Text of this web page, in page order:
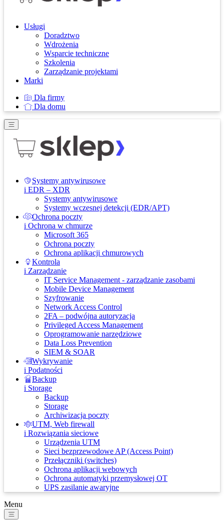
Usługi
Doradztwo
Wdrożenia
Wsparcie techniczne
Szkolenia
Zarządzanie projektami
Marki
Dla firmy
Dla domu
Systemy antywirusowe
i EDR – XDR
Systemy antywirusowe
Systemy wczesnej detekcji (EDR/APT)
Ochrona poczty
i Ochrona w chmurze
Microsoft 365
Ochrona poczty
Ochrona aplikacji chmurowych
Kontrola
i Zarządzanie
IT Service Management - zarządzanie zasobami
Mobile Device Management
Szyfrowanie
Network Access Control
2FA – podwójna autoryzacja
Privileged Access Management
Oprogramowanie narzędziowe
Data Loss Prevention
SIEM & SOAR
Wykrywanie
i Podatności
Backup
i Storage
Backup
Storage
Archiwizacja poczty
UTM, Web firewall
i Rozwiązania sieciowe
Urządzenia UTM
Sieci bezprzewodowe AP (Access Point)
Przełączniki (switches)
Ochrona aplikacji webowych
Ochrona automatyki przemysłowej OT
UPS zasilanie awaryjne
Menu